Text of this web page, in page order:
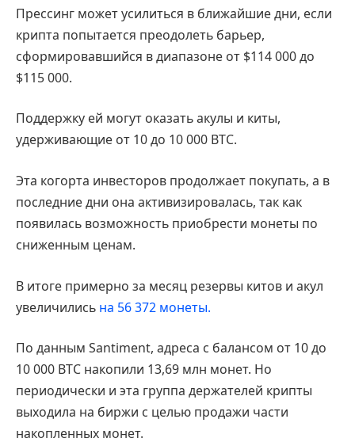
Прессинг может усилиться в ближайшие дни, если
крипта попытается преодолеть барьер,
сформировавшийся в диапазоне от $114 000 до
$115 000.
Поддержку ей могут оказать акулы и киты,
удерживающие от 10 до 10 000 BTC.
Эта когорта инвесторов продолжает покупать, а в
последние дни она активизировалась, так как
появилась возможность приобрести монеты по
сниженным ценам.
В итоге примерно за месяц резервы китов и акул
увеличились на 56 372 монеты.
По данным Santiment, адреса с балансом от 10 до
10 000 BTC накопили 13,69 млн монет. Но
периодически и эта группа держателей крипты
выходила на биржи с целью продажи части
накопленных монет.